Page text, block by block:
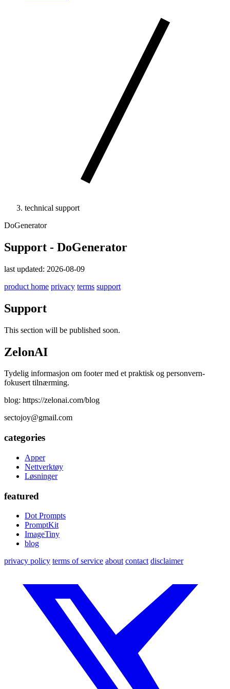
technical support
DoGenerator
Support - DoGenerator
last updated: 2026-08-09
product home privacy terms support
Support
This section will be published soon.
ZelonAI
Tydelig informasjon om footer med et praktisk og personvern-
fokusert tilnærming.
blog: https://zelonai.com/blog
sectojoy@gmail.com
categories
Apper
Nettverktøy
Løsninger
featured
Dot Prompts
PromptKit
ImageTiny
blog
privacy policy terms of service about contact disclaimer